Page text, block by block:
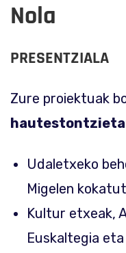
Nola
PRESENTZIALA
Zure proiektuak
Udaletxeko
Migelen
Kultur etxeak,
Euskaltegia eta